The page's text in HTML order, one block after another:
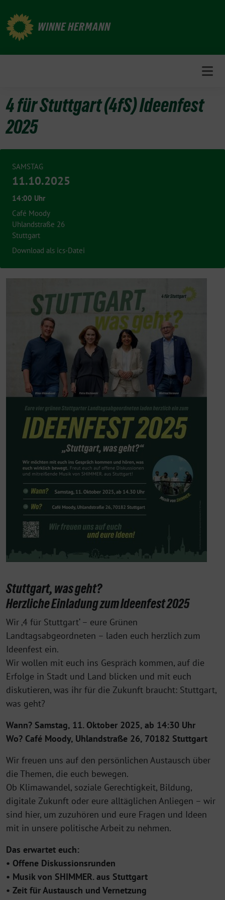
zum
Inhalt
WINNE HERMANN
4 für Stuttgart (4fS) Ideenfest
2025
Stuttgart, was geht?
Herzliche Einladung zum Ideenfest 2025
Wir ‚4 für Stuttgart‘ – eure Grünen
Landtagsabgeordneten – laden euch herzlich zum
Ideenfest ein.
Wir wollen mit euch ins Gespräch kommen, auf die
Erfolge in Stadt und Land blicken und mit euch
diskutieren, was ihr für die Zukunft braucht: Stuttgart,
was geht?
Wann? Samstag, 11. Oktober 2025, ab 14:30 Uhr
Wo? Café Moody, Uhlandstraße 26, 70182 Stuttgart
Wir freuen uns auf den persönlichen Austausch über
die Themen, die euch bewegen.
Ob Klimawandel, soziale Gerechtigkeit, Bildung,
digitale Zukunft oder eure alltäglichen Anliegen – wir
sind hier, um zuzuhören und eure Fragen und Ideen
mit in unsere politische Arbeit zu nehmen.
Das erwartet euch:
• Offene Diskussionsrunden
• Musik von SHIMMER. aus Stuttgart
• Zeit für Austausch und Vernetzung
SAMSTAG
11.10.2025
14:00 Uhr
Café Moody
Uhlandstraße 26
Stuttgart
Download als ics-Datei